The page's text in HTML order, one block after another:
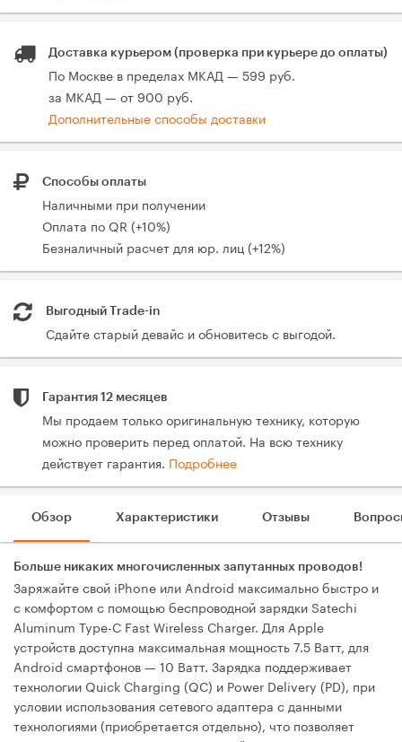
Доставка курьером (проверка при курьере до оплаты)
По Москве в пределах МКАД — 599 руб.
за МКАД — от 900 руб.
Дополнительные способы доставки
Способы оплаты
Наличными при получении
Оплата по QR (+10%)
Безналичный расчет для юр. лиц (+12%)
Выгодный Trade-in
Сдайте старый девайс и обновитесь с выгодой.
Гарантия 12 месяцев
Мы продаем только оригинальную технику, которую
можно проверить перед оплатой. На всю технику
действует гарантия. Подробнее
Обзор Характеристики Отзывы
Больше никаких многочисленных запутанных проводов!
Заряжайте свой iPhone или Android максимально быстро и
с комфортом с помощью беспроводной зарядки Satechi
Aluminum Type-C Fast Wireless Charger. Для Apple
устройств доступна максимальная мощность 7.5 Ватт, для
Android смартфонов — 10 Ватт. Зарядка поддерживает
технологии Quick Charging (QC) и Power Delivery (PD), при
условии использования сетевого адаптера с данными
технологиями (приобретается отдельно), что позволяет